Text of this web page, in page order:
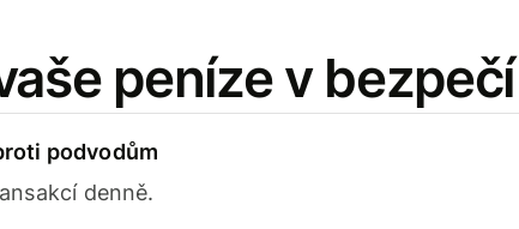
peníze v bezpečí
podvodům
denně.